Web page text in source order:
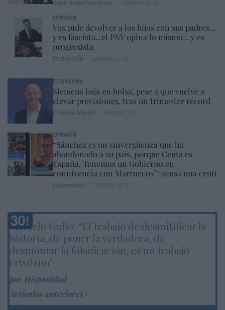
OPINIÓN
Vox pide devolver a los hijos con sus padres...
y es fascista...el PNV opina lo mismo... y es
progresista
ECONOMÍA
Siemens baja en bolsa, pese a que vuelve a
elevar previsiones, tras un trimestre récord
OPINIÓN
“Sánchez es un sinvergüenza que ha
abandonado a su país, porque Ceuta es
España. Tenemos un Gobierno en
connivencia con Marruecos”: acusa una ceutí
Marcelo Gullo: “El trabajo de desmitificar la
historia, de poner la verdadera, de
desmontar la falsificación, es un trabajo
cristiano"
por Hispanidad
Artículos anteriores